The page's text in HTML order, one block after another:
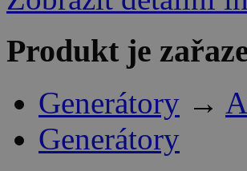
Produkt je
Generátory →
Generátory